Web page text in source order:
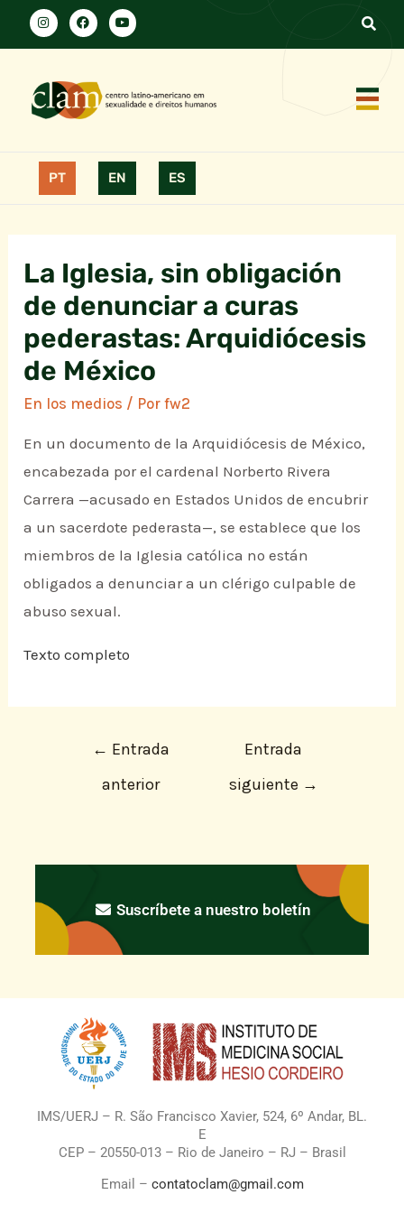
PT EN ES
La Iglesia, sin obligación
de denunciar a curas
pederastas: Arquidiócesis
de México
En los medios / Porfw2
En un documento de la Arquidiócesis de México,
encabezada por el cardenal Norberto Rivera
Carrera —acusado en Estados Unidos de encubrir
a un sacerdote pederasta—, se establece que los
miembros de la Iglesia católica no están
obligados a denunciar a un clérigo culpable de
abuso sexual.
Texto completo
← Entrada
anterior
Entrada
siguiente →
Suscríbete a nuestro boletín
IMS/UERJ – R. São Francisco Xavier, 524, 6º Andar, BL.
E
CEP – 20550-013 – Rio de Janeiro – RJ – Brasil
Email – contatoclam@gmail.com